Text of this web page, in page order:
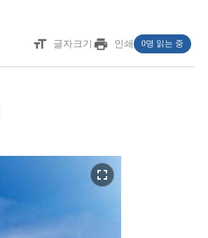
format_size 글자크기 print 인쇄 0명 읽는 중
fullscreen